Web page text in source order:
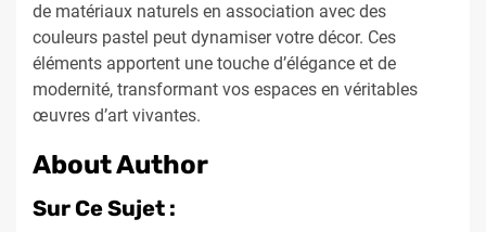
de matériaux naturels en association avec des
couleurs pastel peut dynamiser votre décor. Ces
éléments apportent une touche d’élégance et de
modernité, transformant vos espaces en véritables
œuvres d’art vivantes.
About Author
Sur Ce Sujet :